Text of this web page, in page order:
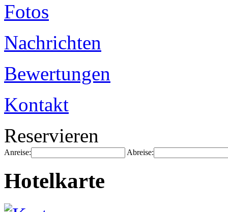
Fotos
Nachrichten
Bewertungen
Kontakt
Reservieren
Anreise: Abreise:
Hotelkarte